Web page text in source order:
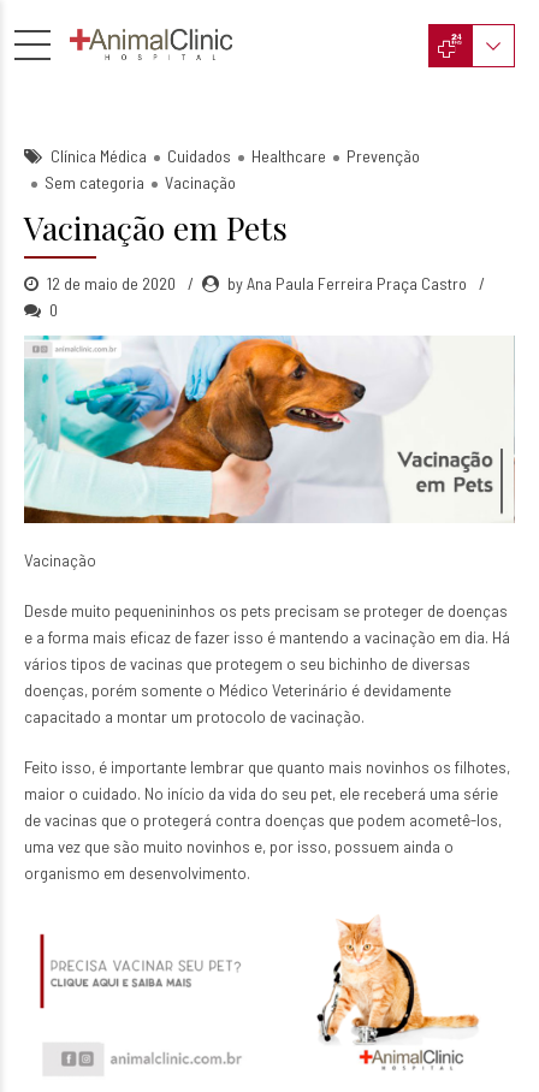
Clínica Médica Cuidados Healthcare
Prevenção
Sem categoria
Vacinação
Vacinação em Pets
12 de maio de 2020
by Ana Paula Ferreira Praça Castro
0
Vacinação
Desde muito pequenininhos os pets precisam se proteger de doenças
e a forma mais eficaz de fazer isso é mantendo a vacinação em dia. Há
vários tipos de vacinas que protegem o seu bichinho de diversas
doenças, porém somente o Médico Veterinário é devidamente
capacitado a montar um protocolo de vacinação.
Feito isso, é importante lembrar que quanto mais novinhos os filhotes,
maior o cuidado. No início da vida do seu pet, ele receberá uma série
de vacinas que o protegerá contra doenças que podem acometê-los,
uma vez que são muito novinhos e, por isso, possuem ainda o
organismo em desenvolvimento.